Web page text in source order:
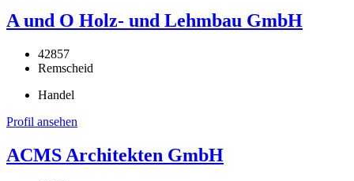
A und O Holz- und Lehmbau GmbH
42857
Remscheid
Handel
Profil ansehen
ACMS Architekten GmbH